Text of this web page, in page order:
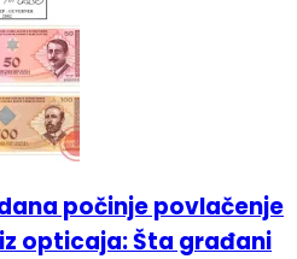
počinje povlačenje
opticaja: Šta građani